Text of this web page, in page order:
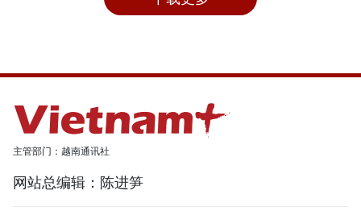
主管部门：越南通讯社
网站总编辑：陈进笋